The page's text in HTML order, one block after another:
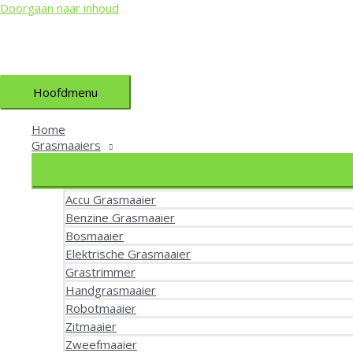
Doorgaan naar inhoud
Hoofdmenu
Home
Grasmaaiers
Accu Grasmaaier
Benzine Grasmaaier
Bosmaaier
Elektrische Grasmaaier
Grastrimmer
Handgrasmaaier
Robotmaaier
Zitmaaier
Zweefmaaier